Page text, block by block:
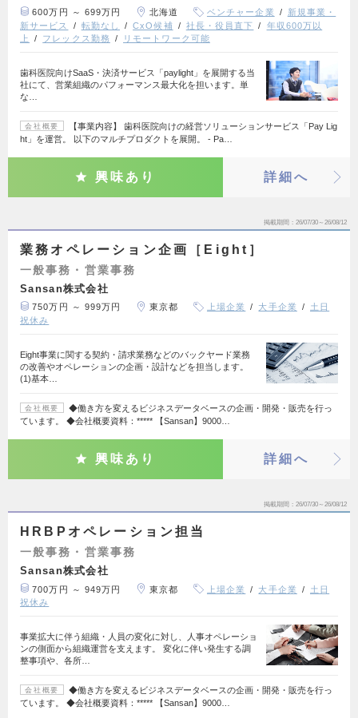
600万円 ～ 699万円 北海道 ベンチャー企業
新規事業・
新サービス
転勤なし CxO候補 社長・役員直下
年収600万以
上
フレックス勤務 リモートワーク可能
歯科医院向けSaaS・決済サービス「paylight」を展開する当
社にて、営業組織のパフォーマンス最大化を担います。単
な…
会社概要
【事業内容】 歯科医院向けの経営ソリューションサービス「Pay Lig
ht」を運営。 以下のマルチプロダクトを展開。 - Pa…
興味あり 詳細へ
掲載期間 26/07/30～26/08/12
業務オペレーション企画［Eight］
一般事務・営業事務
Sansan株式会社
750万円 ～ 999万円 東京都 上場企業 大手企業
土日
祝休み
Eight事業に関する契約・請求業務などのバックヤード業務
の改善やオペレーションの企画・設計などを担当します。
(1)基本…
会社概要
◆働き方を変えるビジネスデータベースの企画・開発・販売を行っ
ています。 ◆会社概要資料：***** 【Sansan】9000…
興味あり 詳細へ
掲載期間 26/07/30～26/08/12
HRBPオペレーション担当
一般事務・営業事務
Sansan株式会社
700万円 ～ 949万円 東京都 上場企業 大手企業
土日
祝休み
事業拡大に伴う組織・人員の変化に対し、人事オペレーショ
ンの側面から組織運営を支えます。 変化に伴い発生する調
整事項や、各所…
会社概要
◆働き方を変えるビジネスデータベースの企画・開発・販売を行っ
ています。 ◆会社概要資料：***** 【Sansan】9000…